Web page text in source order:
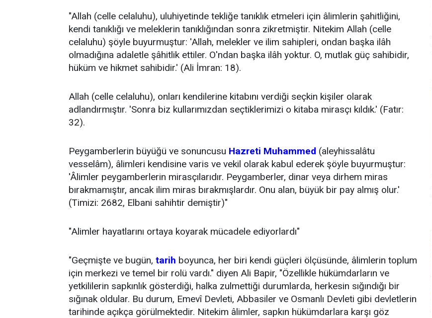
"Allah (celle celaluhu), uluhiyetinde tekliğe tanıklık etmeleri için âlimlerin şahitliğini,
kendi tanıklığı ve meleklerin tanıklığından sonra zikretmiştir. Nitekim Allah (celle
celaluhu) şöyle buyurmuştur: 'Allah, melekler ve ilim sahipleri, ondan başka ilâh
olmadığına adaletle şâhitlik ettiler. O'ndan başka ilâh yoktur. O, mutlak güç sahibidir,
hüküm ve hikmet sahibidir.' (Ali İmran: 18).
Allah (celle celaluhu), onları kendilerine kitabını verdiği seçkin kişiler olarak
adlandırmıştır. 'Sonra biz kullarımızdan seçtiklerimizi o kitaba mirasçı kıldık.' (Fatır:
32).
Peygamberlerin büyüğü ve sonuncusu Hazreti Muhammed (aleyhissalâtu
vesselâm), âlimleri kendisine varis ve vekil olarak kabul ederek şöyle buyurmuştur:
'Âlimler peygamberlerin mirasçılarıdır. Peygamberler, dinar veya dirhem miras
bırakmamıştır, ancak ilim miras bırakmışlardır. Onu alan, büyük bir pay almış olur.'
(Timizi: 2682, Elbani sahihtir demiştir)"
"Alimler hayatlarını ortaya koyarak mücadele ediyorlardı"
"Geçmişte ve bugün, tarih boyunca, her biri kendi güçleri ölçüsünde, âlimlerin toplum
için merkezi ve temel bir rolü vardı." diyen Ali Bapir, "Özellikle hükümdarların ve
yetkililerin sapkınlık gösterdiği, halka zulmettiği durumlarda, herkesin sığındığı bir
sığınak oldular. Bu durum, Emevî Devleti, Abbasiler ve Osmanlı Devleti gibi devletlerin
tarihinde açıkça görülmektedir. Nitekim âlimler, sapkın hükümdarlara karşı göz